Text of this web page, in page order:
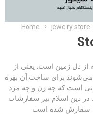
Home jewelry store
دل زمین است. یعنی از
می‌شوند برای ساخت آن بهره
است که چه زن و چه مرد
در دین اسلام نیز سفارشات